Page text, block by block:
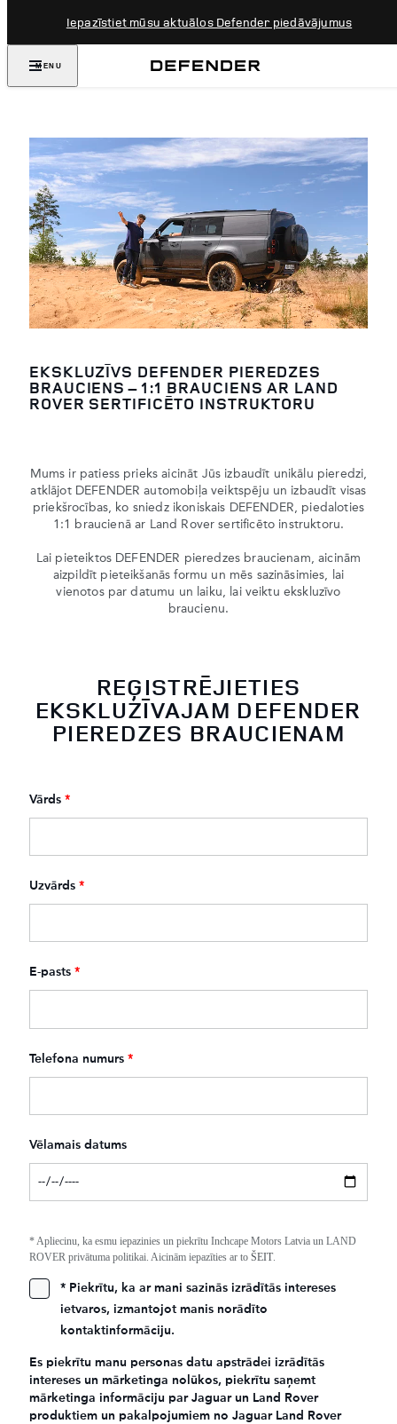
Iepazīstiet mūsu aktuālos Defender piedāvājumus
MENU
EKSKLUZĪVS DEFENDER PIEREDZES
BRAUCIENS – 1:1 BRAUCIENS AR LAND
ROVER SERTIFICĒTO INSTRUKTORU
Mums ir patiess prieks aicināt Jūs izbaudīt unikālu pieredzi,
atklājot DEFENDER automobiļa veiktspēju un izbaudīt visas
priekšrocības, ko sniedz ikoniskais DEFENDER, piedaloties
1:1 braucienā ar Land Rover sertificēto instruktoru.
Lai pieteiktos DEFENDER pieredzes braucienam, aicinām
aizpildīt pieteikšanās formu un mēs sazināsimies, lai
vienotos par datumu un laiku, lai veiktu ekskluzīvo
braucienu.
REĢISTRĒJIETIES
EKSKLUZĪVAJAM DEFENDER
PIEREDZES BRAUCIENAM
Vārds *
Uzvārds *
E-pasts *
Telefona numurs *
Vēlamais datums
* Apliecinu, ka esmu iepazinies un piekrītu Inchcape Motors Latvia un LAND
ROVER privātuma politikai. Aicinām iepazīties ar to ŠEIT.
* Piekrītu, ka ar mani sazinās izrādītās intereses
ietvaros, izmantojot manis norādīto
kontaktinformāciju.
Es piekrītu manu personas datu apstrādei izrādītās
intereses un mārketinga nolūkos, piekrītu saņemt
mārketinga informāciju par Jaguar un Land Rover
produktiem un pakalpojumiem no Jaguar Land Rover